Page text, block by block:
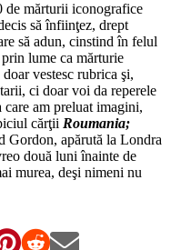
de mărturii iconografice
să înfiinţez, drept
să adun, cinstind în felul
lume ca mărturie
vestesc rubrica şi,
ci doar voi da reperele
care am preluat imagini,
cărţii Roumania;
Gordon, apărută la Londra
două luni înainte de
murea, deşi nimeni nu